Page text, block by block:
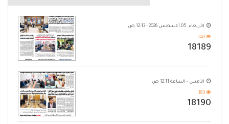
الأربعاء, 05 أغسطس 2026 - 12:13 ص
243
18189
الأمس - الساعة 12:11 ص
183
18190